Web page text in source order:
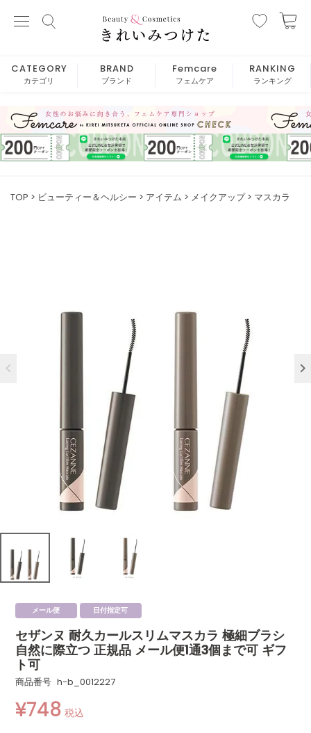
CATEGORY
カテゴリ
BRAND
ブランド
Femcare
フェムケア
RANKING
ランキング
TOP ビューティー＆ヘルシー アイテム メイクアップ マスカラ
メール便 日付指定可
セザンヌ 耐久カールスリムマスカラ 極細ブラシ
自然に際立つ 正規品 メール便1通3個まで可 ギフ
ト可
商品番号 h-b_0012227
¥748 税込